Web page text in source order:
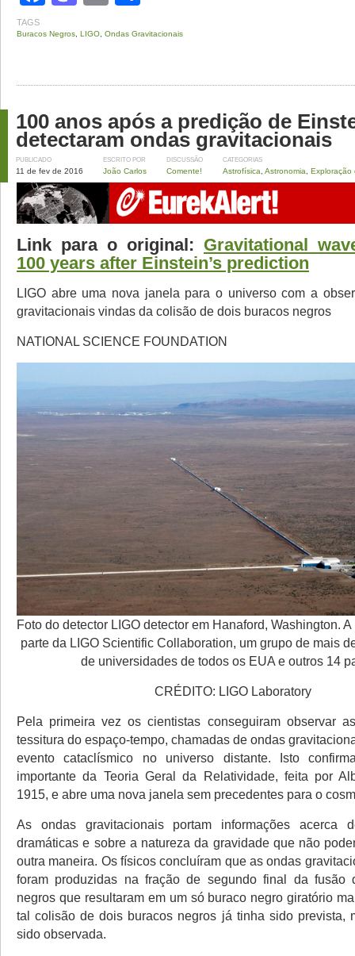
TAGS
Buracos Negros LIGO Ondas Gravitacionais
100 anos após a predição de
detectaram ondas gravitacionais
PUBLICADO
11 de fev de 2016
ESCRITO POR
João Carlos
DISCUSSÃO
Comente!
CATEGORIAS
Astrofísica Astronomia Exploração
Link para o original: Gravitational
100 years after Einstein’s prediction
LIGO abre uma nova janela para o universo com a
gravitacionais vindas da colisão de dois buracos negros
NATIONAL SCIENCE FOUNDATION
Foto do detector LIGO detector em Hanaford, Washington.
parte da LIGO Scientific Collaboration, um grupo de mais
de universidades de todos os EUA e outros 14
CRÉDITO: LIGO Laboratory
Pela primeira vez os cientistas conseguiram observar
tessitura do espaço-tempo, chamadas de ondas
evento cataclísmico no universo distante. Isto
importante da Teoria Geral da Relatividade, feita por
1915, e abre uma nova janela sem precedentes para o
As ondas gravitacionais portam informações acerca
dramáticas e sobre a natureza da gravidade que não
outra maneira. Os físicos concluíram que as ondas
foram produzidas na fração de segundo final da fusão
negros que resultaram em um só buraco negro giratório
tal colisão de dois buracos negros já tinha sido prevista,
sido observada.